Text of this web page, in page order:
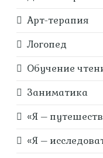
Арт-терапия
Логопед
Обучение
Заниматика
«Я –
«Я –